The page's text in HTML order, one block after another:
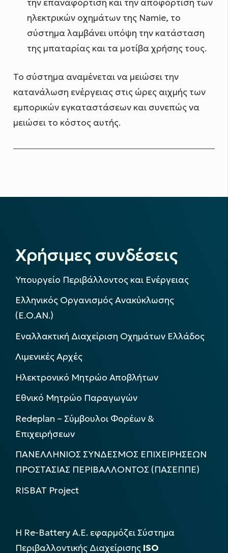
την επαναφόρτιση και την αποφόρτιση των
ηλεκτρικών οχημάτων της Namie, το
σύστημα λαμβάνει υπόψη την κατάσταση
της μπαταρίας και τα μοτίβα χρήσης τους.
Το σύστημα αναμένεται να μειώσει την
κατανάλωση ενέργειας στις ώρες αιχμής των
εμπορικών εγκαταστάσεων και συνεπώς να
μειώσει το κόστος αυτής.
Χρήσιμες συνδέσεις
Υπουργείο Περιβάλλοντος και Ενέργειας
Ελληνικός Οργανισμός Ανακύκλωσης
(Ε.Ο.ΑΝ.)
Εναλλακτική Διαχείριση Οχημάτων Ελλάδος
Λιμενικές Αρχές
Ηλεκτρονικό Μητρώο Αποβλήτων
Εθνικό Μητρώο Παραγωγών
Redeplan – Σύμβουλοι Φορέων &
Επιχειρήσεων
ΠΑΝΕΛΛΗΝΙΟΣ ΣΥΝΔΕΣΜΟΣ ΕΠΙΧΕΙΡΗΣΕΩΝ
ΠΡΟΣΤΑΣΙΑΣ ΠΕΡΙΒΑΛΛΟΝΤΟΣ (ΠΑΣΕΠΠΕ)
RISBAT Project
Η Re-Battery Α.Ε. εφαρμόζει Σύστημα
Περιβαλλοντικής Διαχείρισης ISO